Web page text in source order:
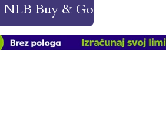
Buy & Go